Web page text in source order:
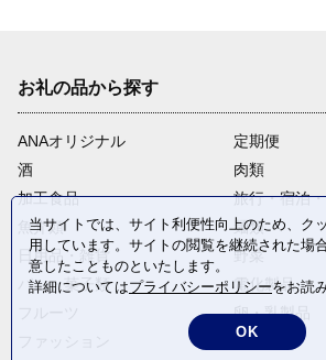
お礼の品から探す
ANAオリジナル
定期便
酒
肉類
加工食品
旅行・宿泊
魚介類
麺類
日用品・雑貨
野菜
パン・菓子類
電化製品
卵・乳製品
米・穀物
当サイトでは、サイト利便性向上のため、ク
用しています。サイトの閲覧を継続された場
意したことものといたします。
詳細についてはプライバシーポリシーをお読
OK